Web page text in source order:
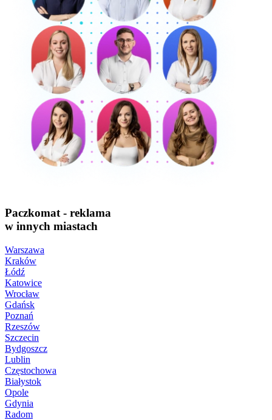
Paczkomat - reklama
w innych miastach
Warszawa
Kraków
Łódź
Katowice
Wrocław
Gdańsk
Poznań
Rzeszów
Szczecin
Bydgoszcz
Lublin
Częstochowa
Białystok
Opole
Gdynia
Radom